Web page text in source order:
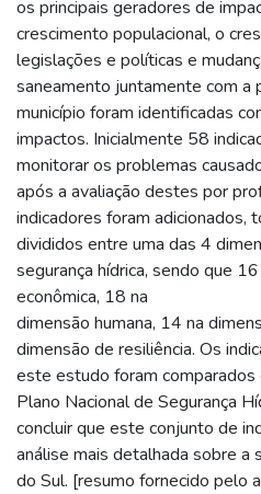
os principais geradores de
crescimento populacional, o
legislações e políticas e
saneamento juntamente com a
município foram identificadas
impactos. Inicialmente 58
monitorar os problemas
após a avaliação destes por
indicadores foram adicionados,
divididos entre uma das 4
segurança hídrica, sendo que
econômica, 18 na
dimensão humana, 14 na
dimensão de resiliência. Os
este estudo foram
Plano Nacional de Segurança
concluir que este conjunto de
análise mais detalhada sobre a
do Sul. [resumo fornecido pelo